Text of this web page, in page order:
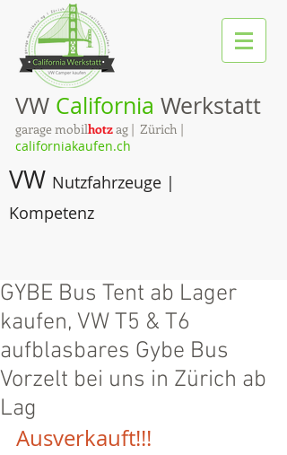
VW California Werkstatt
garage mobilhotzag | Zürich |
californiakaufen.ch
VW Nutzfahrzeuge |
Kompetenz
GYBE Bus Tent ab Lager
kaufen, VW T5 & T6
aufblasbares Gybe Bus
Vorzelt bei uns in Zürich ab
Lag
Ausverkauft!!!